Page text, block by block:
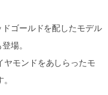
ゴールドを配したモデル
場。
ヤモンドをあしらったモ